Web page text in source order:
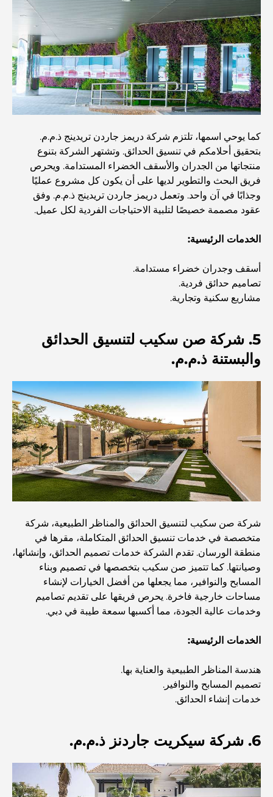
اكتشف جزيرة القمر في دبي: دليلك الأمثل
استكشاف المواقع التاريخية في دبي: رحلة عبر الزمن
أفضل المدارس في دبي مارينا: دليل مناسب للعائلات
مطاعم في دبي هيلز: أفضل أماكن تناول الطعام في مركز متنامٍ
المجتمعات السكنية المطلة على الواجهة البحرية في دبي: حياة
فاخرة على شاطئ البحر
أفضل البنوك في دبي للمقيمين الأجانب: دليل مصرفي شامل
أفضل مطاعم شرائح اللحم في دبي: دليل لعشاق اللحوم
أغلى دولة في العالم: تصنيف عالمي لتكاليف المعيشة
دليل صالات الرياضة في داماك هيلز: أفضل خيارات اللياقة
البدنية في المنطقة المحيطة
أنشطة يمكنك القيام بها في مركز دبي المالي العالمي:
استكشف أكثر مناطق دبي حيوية
بطاقات الائتمان في الإمارات العربية المتحدة: دليل شامل
للإنفاق الذكي
مستشفى في مركز دبي المالي العالمي: رعاية طبية عالمية
صالات رياضية في مركز دبي المالي العالمي: حيث يلتقي اللياقة
البدنية بأسلوب حياة الأعمال
أندر سيارة في العالم: أساطير السيارات التي لا تُقدر بثمن
منصات التداول في الإمارات العربية المتحدة: دليل للمستثمرين
العصريين
كما يوحي اسمها، تلتزم شركة دريمز جاردن تريدينج ذ.م.م.
بتحقيق أحلامكم في تنسيق الحدائق. وتشتهر الشركة بتنوع
منتجاتها من الجدران والأسقف الخضراء المستدامة. ويحرص
فريق البحث والتطوير لديها على أن يكون كل مشروع عمليًا
وجذابًا في آن واحد. وتعمل دريمز جاردن تريدينج ذ.م.م. وفق
عقود مصممة خصيصًا لتلبية الاحتياجات الفردية لكل عميل.
الخدمات الرئيسية:
أسقف وجدران خضراء مستدامة.
تصاميم حدائق فردية.
مشاريع سكنية وتجارية.
5. شركة صن سكيب لتنسيق الحدائق
والبستنة ذ.م.م.
شركة صن سكيب لتنسيق الحدائق والمناظر الطبيعية، شركة
متخصصة في خدمات تنسيق الحدائق المتكاملة، مقرها في
منطقة الورسان. تقدم الشركة خدمات تصميم الحدائق، وإنشائها،
وصيانتها. كما تتميز صن سكيب بتخصصها في تصميم وبناء
المسابح والنوافير، مما يجعلها من أفضل الخيارات لإنشاء
مساحات خارجية فاخرة. يحرص فريقها على تقديم تصاميم
وخدمات عالية الجودة، مما أكسبها سمعة طيبة في دبي.
الخدمات الرئيسية:
هندسة المناظر الطبيعية والعناية بها.
تصميم المسابح والنوافير.
خدمات إنشاء الحدائق.
6. شركة سيكريت جاردنز ذ.م.م.